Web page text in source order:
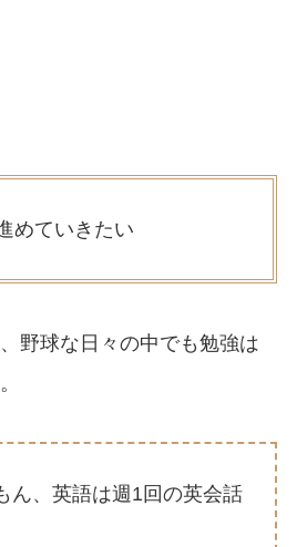
めていきたい
野球な日々の中でも勉強は
ん、英語は週1回の英会話